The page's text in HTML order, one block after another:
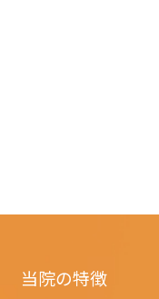
当院の特徴